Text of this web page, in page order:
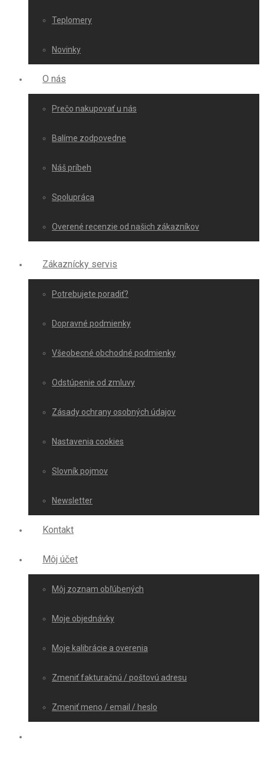
Teplomery
Novinky
O nás
Prečo nakupovať u nás
Balíme zodpovedne
Náš príbeh
Spolupráca
Overené recenzie od našich zákazníkov
Zákaznícky servis
Potrebujete poradiť?
Dopravné podmienky
Všeobecné obchodné podmienky
Odstúpenie od zmluvy
Zásady ochrany osobných údajov
Nastavenia cookies
Slovník pojmov
Newsletter
Kontakt
Môj účet
Môj zoznam obľúbených
Moje objednávky
Moje kalibrácie a overenia
Zmeniť fakturačnú / poštovú adresu
Zmeniť meno / email / heslo